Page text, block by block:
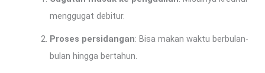
menggugat debitur.
Proses persidangan: Bisa makan waktu berbulan-
bulan hingga bertahun.